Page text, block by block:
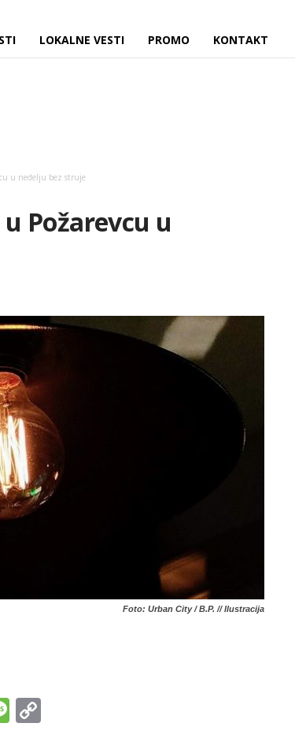
LOKALNE VESTI PROMO KONTAKT
u nedelju bez struje
Požarevcu u
Foto: Urban City / B.P. // Ilustracija
Message